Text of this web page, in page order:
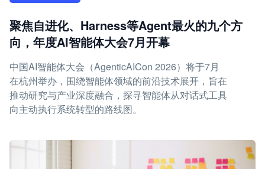
聚焦自进化、Harness等Agent最火的九个方
向，年度AI智能体大会7月开幕
中国AI智能体大会（AgenticAICon 2026）将于7月
在杭州举办，围绕智能体领域的前沿技术展开，旨在
推动研究与产业深度融合，探寻智能体从对话式工具
向主动执行系统转型的路线图。